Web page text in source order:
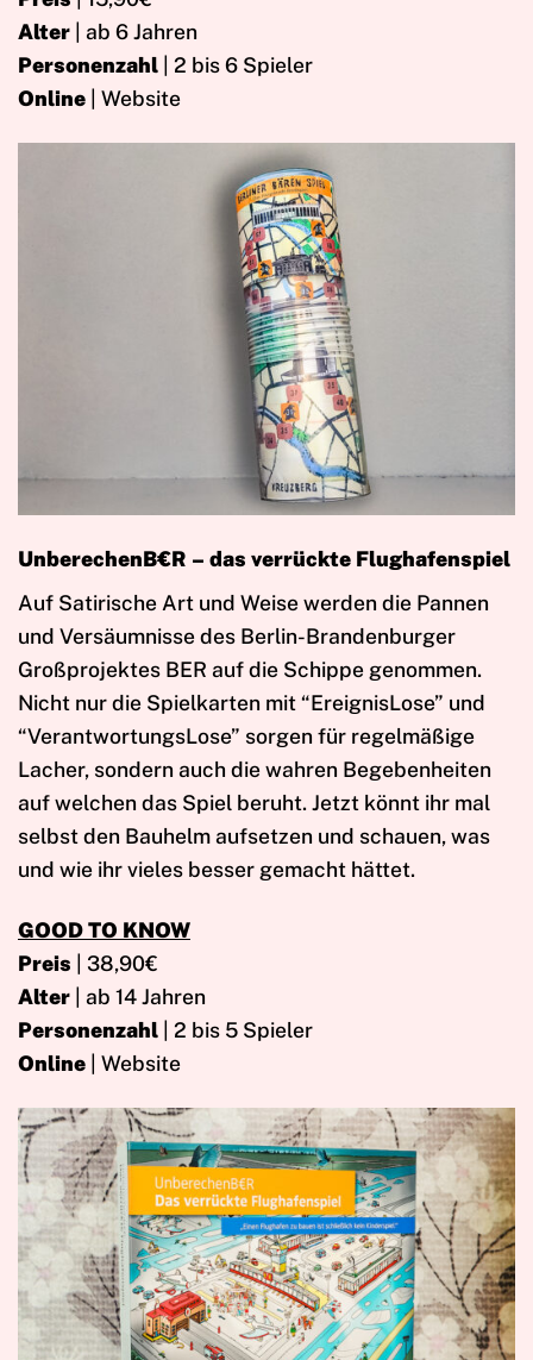
Alter | ab 6 Jahren
Personenzahl | 2 bis 6 Spieler
Online | Website
UnberechenB€R – das verrückte Flughafenspiel
Auf Satirische Art und Weise werden die Pannen
und Versäumnisse des Berlin-Brandenburger
Großprojektes BER auf die Schippe genommen.
Nicht nur die Spielkarten mit “EreignisLose” und
“VerantwortungsLose” sorgen für regelmäßige
Lacher, sondern auch die wahren Begebenheiten
auf welchen das Spiel beruht. Jetzt könnt ihr mal
selbst den Bauhelm aufsetzen und schauen, was
und wie ihr vieles besser gemacht hättet.
GOOD TO KNOW
Preis | 38,90€
Alter | ab 14 Jahren
Personenzahl | 2 bis 5 Spieler
Online | Website